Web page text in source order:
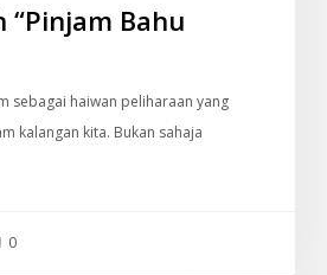
“Pinjam Bahu
sebagai haiwan peliharaan yang
kalangan kita. Bukan sahaja
0